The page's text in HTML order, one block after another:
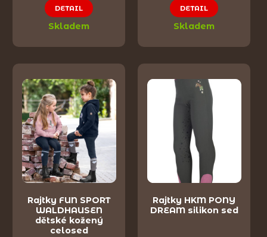
DETAIL
Skladem
DETAIL
Skladem
Rajtky FUN SPORT
WALDHAUSEN
dětské kožený
celosed
Rajtky HKM PONY
DREAM silikon sed